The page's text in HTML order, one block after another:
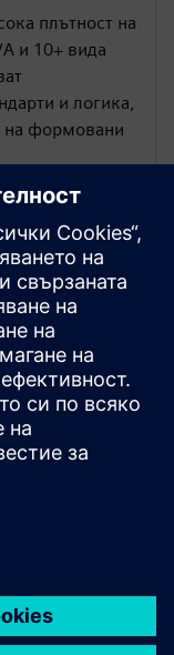
плътност на
и 10+ вида
и логика,
на формовани
за
2P, 2P+N,